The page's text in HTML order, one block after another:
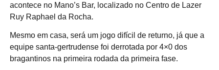
acontece no Mano’s Bar, localizado no Centro de Lazer
Ruy Raphael da Rocha.
Mesmo em casa, será um jogo difícil de returno, já que a
equipe santa-gertrudense foi derrotada por 4×0 dos
bragantinos na primeira rodada da primeira fase.